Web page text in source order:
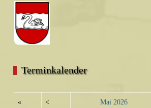
Terminkalender
« < Mai 2026